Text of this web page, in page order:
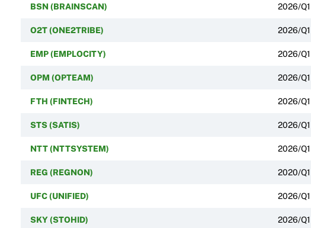
BSN (BRAINSCAN) 2026/Q1
O2T (ONE2TRIBE) 2026/Q1
EMP (EMPLOCITY) 2026/Q1
OPM (OPTEAM) 2026/Q1
FTH (FINTECH) 2026/Q1
STS (SATIS) 2026/Q1
NTT (NTTSYSTEM) 2026/Q1
REG (REGNON) 2020/Q1
UFC (UNIFIED) 2026/Q1
SKY (STOHID) 2026/Q1